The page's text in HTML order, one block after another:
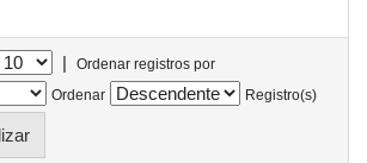
|
Ordenar registros por
Ordenar
Registro(s)